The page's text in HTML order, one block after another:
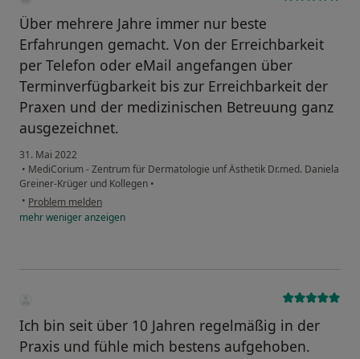
Über mehrere Jahre immer nur beste
Erfahrungen gemacht. Von der Erreichbarkeit
per Telefon oder eMail angefangen über
Terminverfügbarkeit bis zur Erreichbarkeit der
Praxen und der medizinischen Betreuung ganz
ausgezeichnet.
31. Mai 2022
• MediCorium - Zentrum für Dermatologie unf Ästhetik Dr.med. Daniela
Greiner-Krüger und Kollegen •
• Problem melden
mehrwenigeranzeigen
Ich bin seit über 10 Jahren regelmäßig in der
Praxis und fühle mich bestens aufgehoben.